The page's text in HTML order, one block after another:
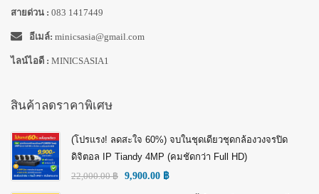
สายด่วน : 083 1417449
อีเมล์: minicsasia@gmail.com
ไลน์ไอดี : MINICSASIA1
สินค้าลดราคาพิเศษ
(โปรแรง! ลดสะใจ 60%) จบในชุดเดียวชุดกล้องวงจรปิด
ดิจิตอล IP Tiandy 4MP (คมชัดกว่า Full HD)
22,000.00฿ 9,900.00 ฿